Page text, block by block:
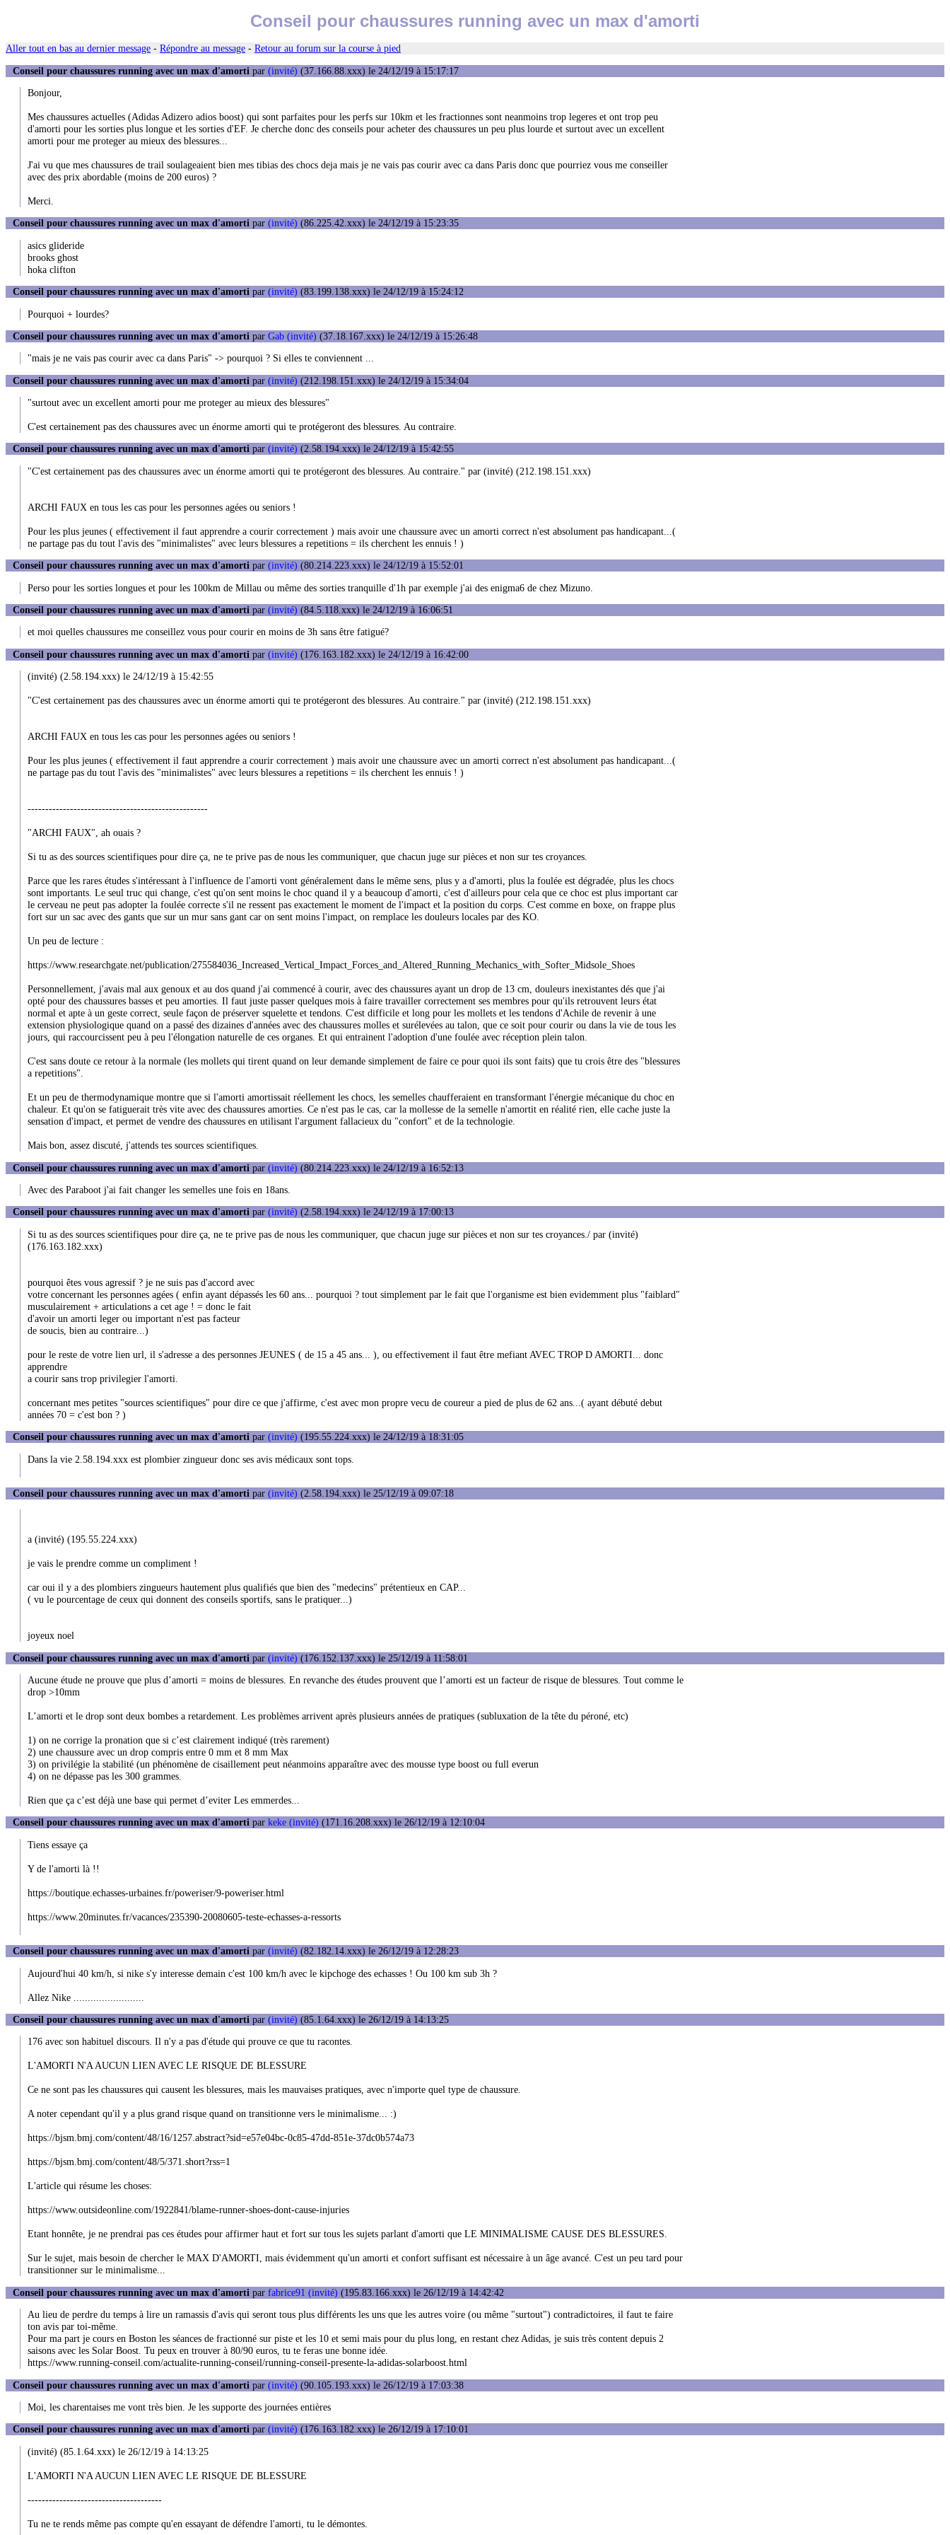
Conseil pour chaussures running avec un max d'amorti
Aller tout en bas au dernier message - Répondre au message - Retour au forum sur la course à pied
Conseil pour chaussures running avec un max d'amorti par (invité) (37.166.88.xxx) le 24/12/19 à 15:17:17
Bonjour,
Mes chaussures actuelles (Adidas Adizero adios boost) qui sont parfaites pour les perfs sur 10km et les fractionnes sont neanmoins trop legeres et ont trop peu
d'amorti pour les sorties plus longue et les sorties d'EF. Je cherche donc des conseils pour acheter des chaussures un peu plus lourde et surtout avec un excellent
amorti pour me proteger au mieux des blessures...
J'ai vu que mes chaussures de trail soulageaient bien mes tibias des chocs deja mais je ne vais pas courir avec ca dans Paris donc que pourriez vous me conseiller
avec des prix abordable (moins de 200 euros) ?
Merci.
Conseil pour chaussures running avec un max d'amorti par (invité) (86.225.42.xxx) le 24/12/19 à 15:23:35
asics glideride
brooks ghost
hoka clifton
Conseil pour chaussures running avec un max d'amorti par (invité) (83.199.138.xxx) le 24/12/19 à 15:24:12
Pourquoi + lourdes?
Conseil pour chaussures running avec un max d'amorti par Gab (invité) (37.18.167.xxx) le 24/12/19 à 15:26:48
"mais je ne vais pas courir avec ca dans Paris" -> pourquoi ? Si elles te conviennent ...
Conseil pour chaussures running avec un max d'amorti par (invité) (212.198.151.xxx) le 24/12/19 à 15:34:04
"surtout avec un excellent amorti pour me proteger au mieux des blessures"
C'est certainement pas des chaussures avec un énorme amorti qui te protégeront des blessures. Au contraire.
Conseil pour chaussures running avec un max d'amorti par (invité) (2.58.194.xxx) le 24/12/19 à 15:42:55
"C'est certainement pas des chaussures avec un énorme amorti qui te protégeront des blessures. Au contraire." par (invité) (212.198.151.xxx)
ARCHI FAUX en tous les cas pour les personnes agées ou seniors !
Pour les plus jeunes ( effectivement il faut apprendre a courir correctement ) mais avoir une chaussure avec un amorti correct n'est absolument pas handicapant...(
ne partage pas du tout l'avis des "minimalistes" avec leurs blessures a repetitions = ils cherchent les ennuis ! )
Conseil pour chaussures running avec un max d'amorti par (invité) (80.214.223.xxx) le 24/12/19 à 15:52:01
Perso pour les sorties longues et pour les 100km de Millau ou même des sorties tranquille d'1h par exemple j'ai des enigma6 de chez Mizuno.
Conseil pour chaussures running avec un max d'amorti par (invité) (84.5.118.xxx) le 24/12/19 à 16:06:51
et moi quelles chaussures me conseillez vous pour courir en moins de 3h sans être fatigué?
Conseil pour chaussures running avec un max d'amorti par (invité) (176.163.182.xxx) le 24/12/19 à 16:42:00
(invité) (2.58.194.xxx) le 24/12/19 à 15:42:55
"C'est certainement pas des chaussures avec un énorme amorti qui te protégeront des blessures. Au contraire." par (invité) (212.198.151.xxx)
ARCHI FAUX en tous les cas pour les personnes agées ou seniors !
Pour les plus jeunes ( effectivement il faut apprendre a courir correctement ) mais avoir une chaussure avec un amorti correct n'est absolument pas handicapant...(
ne partage pas du tout l'avis des "minimalistes" avec leurs blessures a repetitions = ils cherchent les ennuis ! )
---------------------------------------------------
"ARCHI FAUX", ah ouais ?
Si tu as des sources scientifiques pour dire ça, ne te prive pas de nous les communiquer, que chacun juge sur pièces et non sur tes croyances.
Parce que les rares études s'intéressant à l'influence de l'amorti vont généralement dans le même sens, plus y a d'amorti, plus la foulée est dégradée, plus les chocs
sont importants. Le seul truc qui change, c'est qu'on sent moins le choc quand il y a beaucoup d'amorti, c'est d'ailleurs pour cela que ce choc est plus important car
le cerveau ne peut pas adopter la foulée correcte s'il ne ressent pas exactement le moment de l'impact et la position du corps. C'est comme en boxe, on frappe plus
fort sur un sac avec des gants que sur un mur sans gant car on sent moins l'impact, on remplace les douleurs locales par des KO.
Un peu de lecture :
https://www.researchgate.net/publication/275584036_Increased_Vertical_Impact_Forces_and_Altered_Running_Mechanics_with_Softer_Midsole_Shoes
Personnellement, j'avais mal aux genoux et au dos quand j'ai commencé à courir, avec des chaussures ayant un drop de 13 cm, douleurs inexistantes dés que j'ai
opté pour des chaussures basses et peu amorties. Il faut juste passer quelques mois à faire travailler correctement ses membres pour qu'ils retrouvent leurs état
normal et apte à un geste correct, seule façon de préserver squelette et tendons. C'est difficile et long pour les mollets et les tendons d'Achile de revenir à une
extension physiologique quand on a passé des dizaines d'années avec des chaussures molles et surélevées au talon, que ce soit pour courir ou dans la vie de tous les
jours, qui raccourcissent peu à peu l'élongation naturelle de ces organes. Et qui entrainent l'adoption d'une foulée avec réception plein talon.
C'est sans doute ce retour à la normale (les mollets qui tirent quand on leur demande simplement de faire ce pour quoi ils sont faits) que tu crois être des "blessures
a repetitions".
Et un peu de thermodynamique montre que si l'amorti amortissait réellement les chocs, les semelles chaufferaient en transformant l'énergie mécanique du choc en
chaleur. Et qu'on se fatiguerait très vite avec des chaussures amorties. Ce n'est pas le cas, car la mollesse de la semelle n'amortit en réalité rien, elle cache juste la
sensation d'impact, et permet de vendre des chaussures en utilisant l'argument fallacieux du "confort" et de la technologie.
Mais bon, assez discuté, j'attends tes sources scientifiques.
Conseil pour chaussures running avec un max d'amorti par (invité) (80.214.223.xxx) le 24/12/19 à 16:52:13
Avec des Paraboot j'ai fait changer les semelles une fois en 18ans.
Conseil pour chaussures running avec un max d'amorti par (invité) (2.58.194.xxx) le 24/12/19 à 17:00:13
Si tu as des sources scientifiques pour dire ça, ne te prive pas de nous les communiquer, que chacun juge sur pièces et non sur tes croyances./ par (invité)
(176.163.182.xxx)
pourquoi êtes vous agressif ? je ne suis pas d'accord avec
votre concernant les personnes agées ( enfin ayant dépassés les 60 ans... pourquoi ? tout simplement par le fait que l'organisme est bien evidemment plus "faiblard"
musculairement + articulations a cet age ! = donc le fait
d'avoir un amorti leger ou important n'est pas facteur
de soucis, bien au contraire...)
pour le reste de votre lien url, il s'adresse a des personnes JEUNES ( de 15 a 45 ans... ), ou effectivement il faut être mefiant AVEC TROP D AMORTI... donc
apprendre
a courir sans trop privilegier l'amorti.
concernant mes petites "sources scientifiques" pour dire ce que j'affirme, c'est avec mon propre vecu de coureur a pied de plus de 62 ans...( ayant débuté debut
années 70 = c'est bon ? )
Conseil pour chaussures running avec un max d'amorti par (invité) (195.55.224.xxx) le 24/12/19 à 18:31:05
Dans la vie 2.58.194.xxx est plombier zingueur donc ses avis médicaux sont tops.
Conseil pour chaussures running avec un max d'amorti par (invité) (2.58.194.xxx) le 25/12/19 à 09:07:18
a (invité) (195.55.224.xxx)
je vais le prendre comme un compliment !
car oui il y a des plombiers zingueurs hautement plus qualifiés que bien des "medecins" prétentieux en CAP...
( vu le pourcentage de ceux qui donnent des conseils sportifs, sans le pratiquer...)
joyeux noel
Conseil pour chaussures running avec un max d'amorti par (invité) (176.152.137.xxx) le 25/12/19 à 11:58:01
Aucune étude ne prouve que plus d’amorti = moins de blessures. En revanche des études prouvent que l’amorti est un facteur de risque de blessures. Tout comme le
drop >10mm
L’amorti et le drop sont deux bombes a retardement. Les problèmes arrivent après plusieurs années de pratiques (subluxation de la tête du péroné, etc)
1) on ne corrige la pronation que si c’est clairement indiqué (très rarement)
2) une chaussure avec un drop compris entre 0 mm et 8 mm Max
3) on privilégie la stabilité (un phénomène de cisaillement peut néanmoins apparaître avec des mousse type boost ou full everun
4) on ne dépasse pas les 300 grammes.
Rien que ça c’est déjà une base qui permet d’eviter Les emmerdes...
Conseil pour chaussures running avec un max d'amorti par keke (invité) (171.16.208.xxx) le 26/12/19 à 12:10:04
Tiens essaye ça
Y de l'amorti là !!
https://boutique.echasses-urbaines.fr/poweriser/9-poweriser.html
https://www.20minutes.fr/vacances/235390-20080605-teste-echasses-a-ressorts
Conseil pour chaussures running avec un max d'amorti par (invité) (82.182.14.xxx) le 26/12/19 à 12:28:23
Aujourd'hui 40 km/h, si nike s'y interesse demain c'est 100 km/h avec le kipchoge des echasses ! Ou 100 km sub 3h ?
Allez Nike .........................
Conseil pour chaussures running avec un max d'amorti par (invité) (85.1.64.xxx) le 26/12/19 à 14:13:25
176 avec son habituel discours. Il n'y a pas d'étude qui prouve ce que tu racontes.
L'AMORTI N'A AUCUN LIEN AVEC LE RISQUE DE BLESSURE
Ce ne sont pas les chaussures qui causent les blessures, mais les mauvaises pratiques, avec n'importe quel type de chaussure.
A noter cependant qu'il y a plus grand risque quand on transitionne vers le minimalisme... :)
https://bjsm.bmj.com/content/48/16/1257.abstract?sid=e57e04bc-0c85-47dd-851e-37dc0b574a73
https://bjsm.bmj.com/content/48/5/371.short?rss=1
L'article qui résume les choses:
https://www.outsideonline.com/1922841/blame-runner-shoes-dont-cause-injuries
Etant honnête, je ne prendrai pas ces études pour affirmer haut et fort sur tous les sujets parlant d'amorti que LE MINIMALISME CAUSE DES BLESSURES.
Sur le sujet, mais besoin de chercher le MAX D'AMORTI, mais évidemment qu'un amorti et confort suffisant est nécessaire à un âge avancé. C'est un peu tard pour
transitionner sur le minimalisme...
Conseil pour chaussures running avec un max d'amorti par fabrice91 (invité) (195.83.166.xxx) le 26/12/19 à 14:42:42
Au lieu de perdre du temps à lire un ramassis d'avis qui seront tous plus différents les uns que les autres voire (ou même "surtout") contradictoires, il faut te faire
ton avis par toi-même.
Pour ma part je cours en Boston les séances de fractionné sur piste et les 10 et semi mais pour du plus long, en restant chez Adidas, je suis très content depuis 2
saisons avec les Solar Boost. Tu peux en trouver à 80/90 euros, tu te feras une bonne idée.
https://www.running-conseil.com/actualite-running-conseil/running-conseil-presente-la-adidas-solarboost.html
Conseil pour chaussures running avec un max d'amorti par (invité) (90.105.193.xxx) le 26/12/19 à 17:03:38
Moi, les charentaises me vont très bien. Je les supporte des journées entières
Conseil pour chaussures running avec un max d'amorti par (invité) (176.163.182.xxx) le 26/12/19 à 17:10:01
(invité) (85.1.64.xxx) le 26/12/19 à 14:13:25
L'AMORTI N'A AUCUN LIEN AVEC LE RISQUE DE BLESSURE
--------------------------------------
Tu ne te rends même pas compte qu'en essayant de défendre l'amorti, tu le démontes.